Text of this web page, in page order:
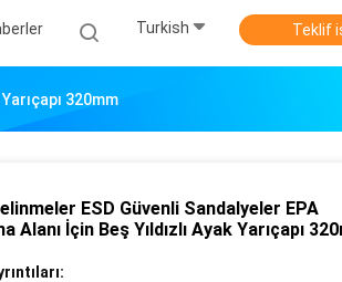
Turkish Teklif
320mm
ESD Güvenli Sandalyeler EPA
Alanı İçin Beş Yıldızlı Ayak Yarıçapı